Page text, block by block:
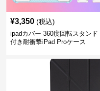
¥3,350 (税込)
ipadカバー 360度回転スタンド
付き耐衝撃iPad Proケース